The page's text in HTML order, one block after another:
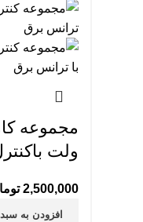
ولت
2,500,000
افزودن به